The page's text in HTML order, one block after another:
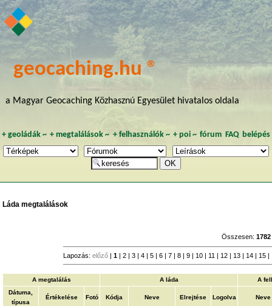
geocaching.hu ®
a Magyar Geocaching Közhasznú Egyesület hivatalos oldala
+ geoládák~ +megtalálások ~ + felhasználók~ + poi~ fórum FAQ belépés
Láda megtalálások
Összesen:
Lapozás:előző |1 | 2 | 3 | 4 | 5 | 6 | 7 | 8 | 9 | 10 | 11 | 12 | 13 | 14 | 15 |
A megtalálás A láda
A
Dátuma,
típusa
Értékelése Fotó Kódja Neve Elrejtése Logolva Neve